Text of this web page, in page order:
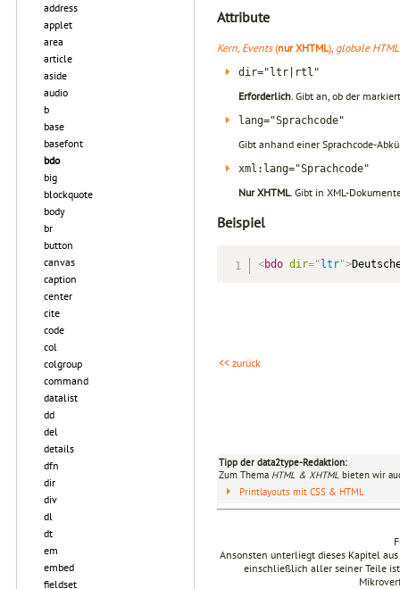
address
applet
area
article
aside
audio
b
base
basefont
bdo
big
blockquote
body
br
button
canvas
caption
center
cite
code
col
colgroup
command
datalist
dd
del
details
dfn
dir
div
dl
dt
em
embed
fieldset
Attribute
Kern, Events(nur XHTML), globale
dir="ltr|rtl"
Erforderlich . Gibt an, ob der
lang="Sprachcode"
Gibt anhand einer Sprachcode-
xml:lang="Sprachcode"
Nur XHTML. Gibt in XML-
Beispiel
<bdo dir=" ltr">
<< zurück
Tipp der data2type-Redaktion:
Zum Thema HTML & XHTML bieten wir
Printlayouts mit CSS & HTML
Ansonsten unterliegt dieses Kapitel
einschließlich aller seiner Teile